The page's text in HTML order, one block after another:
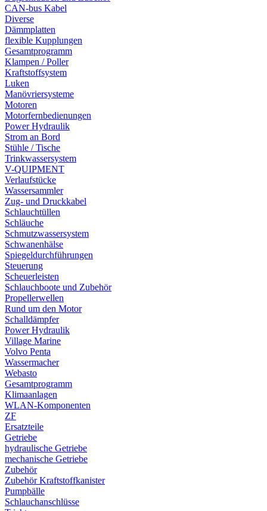
CAN-bus Kabel
Diverse
Dämmplatten
flexible Kupplungen
Gesamtprogramm
Klampen / Poller
Kraftstoffsystem
Luken
Manövriersysteme
Motoren
Motorfernbedienungen
Power Hydraulik
Strom an Bord
Stühle / Tische
Trinkwassersystem
V-QUIPMENT
Verlaufstücke
Wassersammler
Zug- und Druckkabel
Schlauchtüllen
Schläuche
Schmutzwassersystem
Schwanenhälse
Spiegeldurchführungen
Steuerung
Scheuerleisten
Schlauchboote und Zubehör
Propellerwellen
Rund um den Motor
Schalldämpfer
Power Hydraulik
Village Marine
Volvo Penta
Wassermacher
Webasto
Gesamtprogramm
Klimaanlagen
WLAN-Komponenten
ZF
Ersatzteile
Getriebe
hydraulische Getriebe
mechanische Getriebe
Zubehör
Zubehör Kraftstoffkanister
Pumpbälle
Schlauchanschlüsse